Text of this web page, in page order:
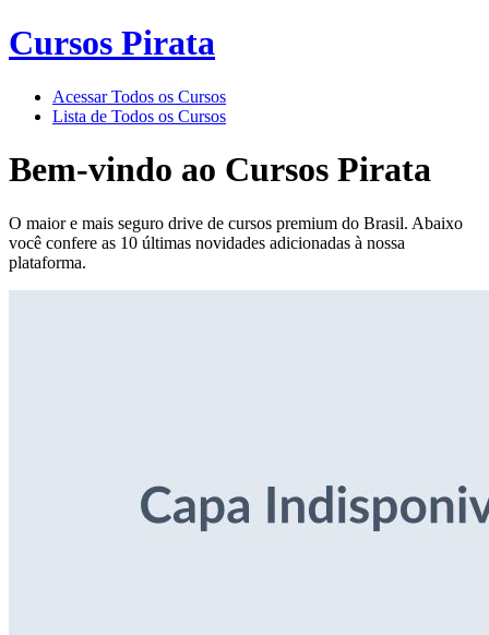
Cursos Pirata
Acessar Todos os Cursos
Lista de Todos os Cursos
Bem-vindo ao Cursos Pirata
O maior e mais seguro drive de cursos premium do Brasil. Abaixo
você confere as 10 últimas novidades adicionadas à nossa
plataforma.